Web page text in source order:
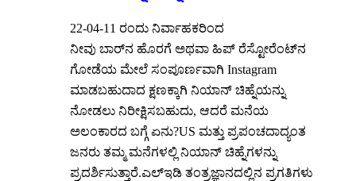
22-04-11 ರಂದು ನಿರ್ವಾಹಕರಿಂದ
ನೀವು ಬಾರ್‌ನ ಹೊರಗೆ ಅಥವಾ ಹಿಪ್ ರೆಸ್ಟೋರೆಂಟ್‌ನ
ಗೋಡೆಯ ಮೇಲೆ ಸಂಪೂರ್ಣವಾಗಿ Instagram
ಮಾಡಬಹುದಾದ ಕ್ಷಣಕ್ಕಾಗಿ ನಿಯಾನ್ ಚಿಹ್ನೆಯನ್ನು
ನೋಡಲು ನಿರೀಕ್ಷಿಸಬಹುದು, ಆದರೆ ಮನೆಯ
ಅಲಂಕಾರದ ಬಗ್ಗೆ ಏನು?US ಮತ್ತು ಪ್ರಪಂಚದಾದ್ಯಂತ
ಜನರು ತಮ್ಮ ಮನೆಗಳಲ್ಲಿ ನಿಯಾನ್ ಚಿಹ್ನೆಗಳನ್ನು
ಪ್ರದರ್ಶಿಸುತ್ತಾರೆ.ಎಲ್‌ಇಡಿ ತಂತ್ರಜ್ಞಾನದಲ್ಲಿನ ಪ್ರಗತಿಗಳು